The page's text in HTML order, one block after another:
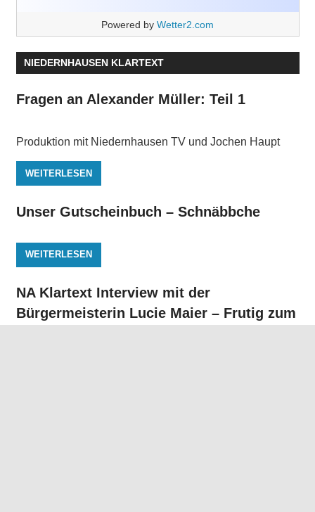
Powered by Wetter2.com
NIEDERNHAUSEN KLARTEXT
Fragen an Alexander Müller: Teil 1
Produktion mit Niedernhausen TV und Jochen Haupt
WEITERLESEN
Unser Gutscheinbuch – Schnäbbche
WEITERLESEN
NA Klartext Interview mit der
Bürgermeisterin Lucie Maier – Frutig zum